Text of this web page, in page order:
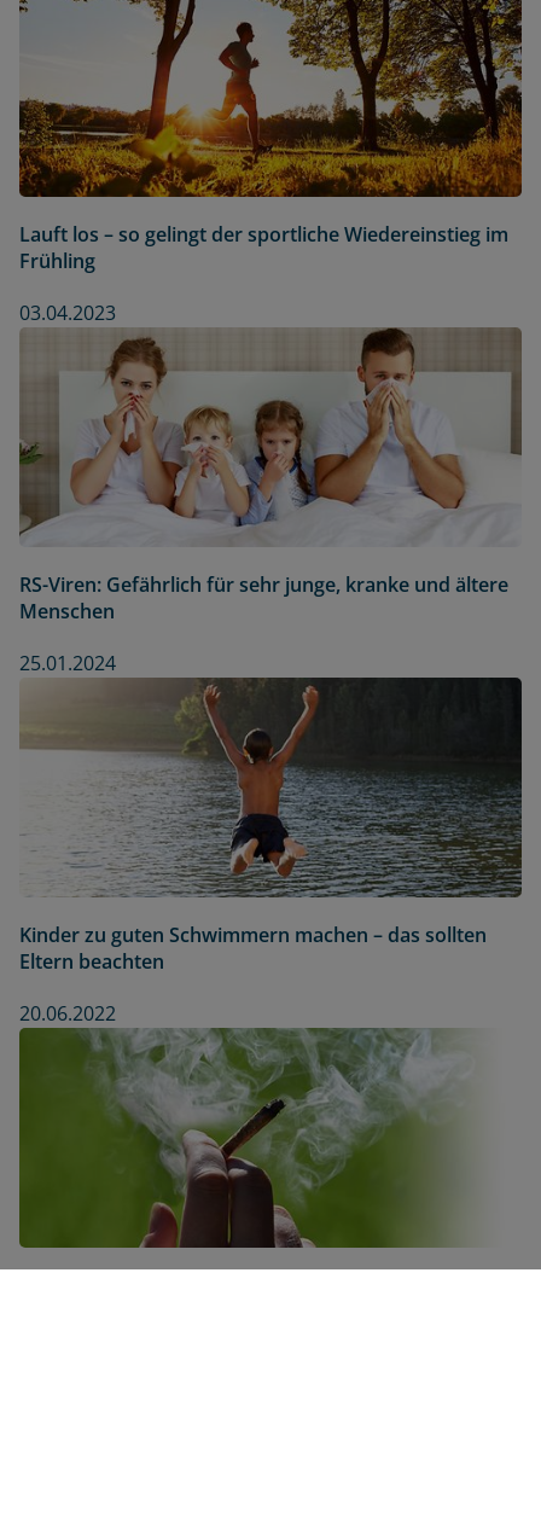
Lauft los – so gelingt der sportliche Wiedereinstieg im
Frühling
03.04.2023
RS-Viren: Gefährlich für sehr junge, kranke und ältere
Menschen
25.01.2024
Kinder zu guten Schwimmern machen – das sollten
Eltern beachten
20.06.2022